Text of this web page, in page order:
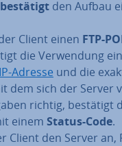
bestätigt den Aufbau
Client einen FTP-
die Ver­wen­dung
IP-Adresse und die
dem sich der Server
richtig, bestätigt
einem Status-Code.
Client den Server an,